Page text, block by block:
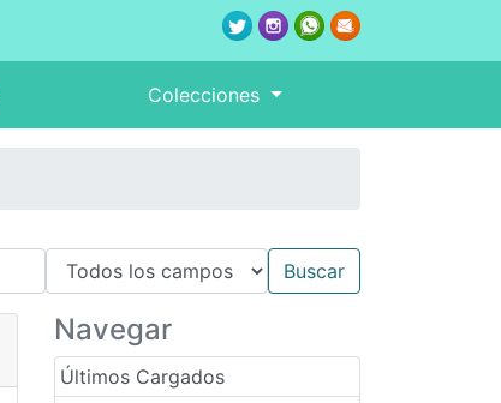
Colecciones
Navegar
Últimos Cargados